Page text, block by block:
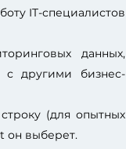
IT-специалистов
данных,
с другими бизнес-
(для опытных
он выберет.